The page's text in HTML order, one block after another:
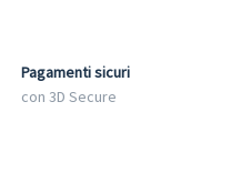
Pagamenti sicuri
con 3D Secure